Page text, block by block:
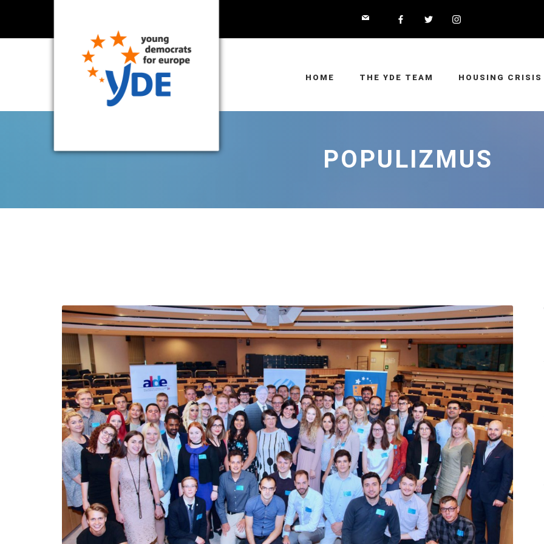
HOME THE YDE TEAM HOUSING CRISIS
POPULIZMUS
Detention of Enes Hocaoğulları
SECGEN ,17 AUG ’25
Support for LYMEC and ALDE
party
SECGEN,4 MAR ’25
YDE fully supports
President Zelensky
and the Ukrainian
heroes
SECGEN ,1 MAR ’25
THEY ARE “RIGHT”: EUROPE HAS
A MIGRATION PROBLEM. BUT IT
IS EMIGRATION, NOT
IMMIGRATION.
SECGEN,19 JUN ’26
Bentornata a casa, Pina Picierno
SECGEN ,8 JUN ’26
Welcome home, Pina Picierno
SECGEN 8 JUN ’26